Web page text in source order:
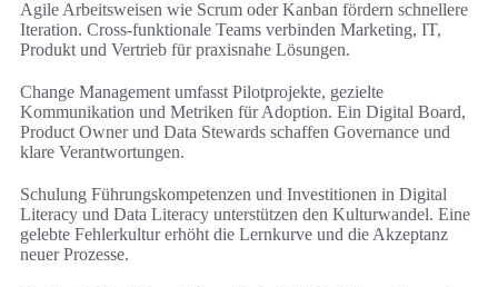
Agile Arbeitsweisen wie Scrum oder Kanban fördern schnellere
Iteration. Cross-funktionale Teams verbinden Marketing, IT,
Produkt und Vertrieb für praxisnahe Lösungen.
Change Management umfasst Pilotprojekte, gezielte
Kommunikation und Metriken für Adoption. Ein Digital Board,
Product Owner und Data Stewards schaffen Governance und
klare Verantwortungen.
Schulung Führungskompetenzen und Investitionen in Digital
Literacy und Data Literacy unterstützen den Kulturwandel. Eine
gelebte Fehlerkultur erhöht die Lernkurve und die Akzeptanz
neuer Prozesse.